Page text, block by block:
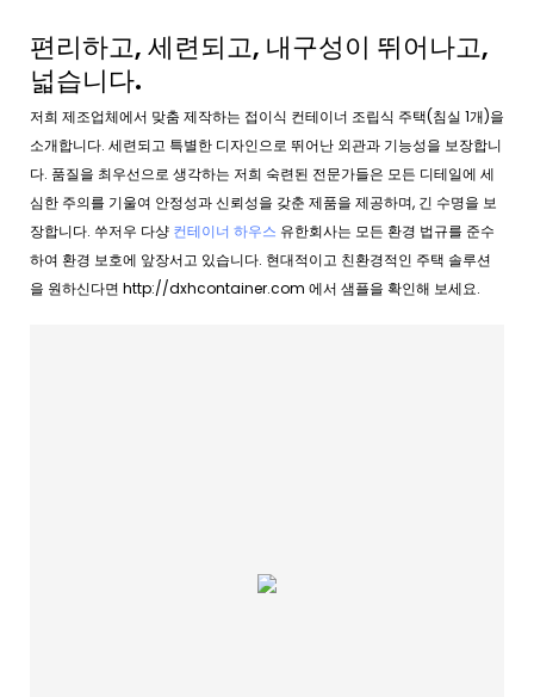
편리하고, 세련되고, 내구성이 뛰어나고,
넓습니다.
저희 제조업체에서 맞춤 제작하는 접이식 컨테이너 조립식 주택(침실 1개)을
소개합니다. 세련되고 특별한 디자인으로 뛰어난 외관과 기능성을 보장합니
다. 품질을 최우선으로 생각하는 저희 숙련된 전문가들은 모든 디테일에 세
심한 주의를 기울여 안정성과 신뢰성을 갖춘 제품을 제공하며, 긴 수명을 보
장합니다. 쑤저우 다샹 컨테이너 하우스 유한회사는 모든 환경 법규를 준수
하여 환경 보호에 앞장서고 있습니다. 현대적이고 친환경적인 주택 솔루션
을 원하신다면 http://dxhcontainer.com 에서 샘플을 확인해 보세요.